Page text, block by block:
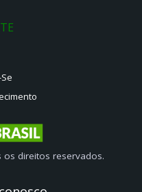
os direitos reservados.